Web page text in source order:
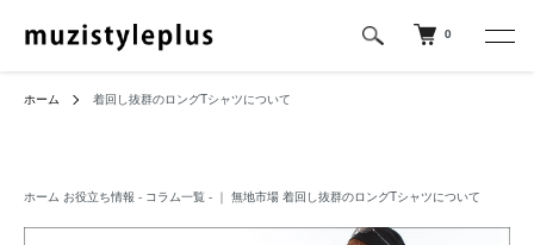
0
ホーム 着回し抜群のロングTシャツについて
ホーム お役立ち情報 - コラム一覧 - ｜ 無地市場 着回し抜群のロングTシャツについて